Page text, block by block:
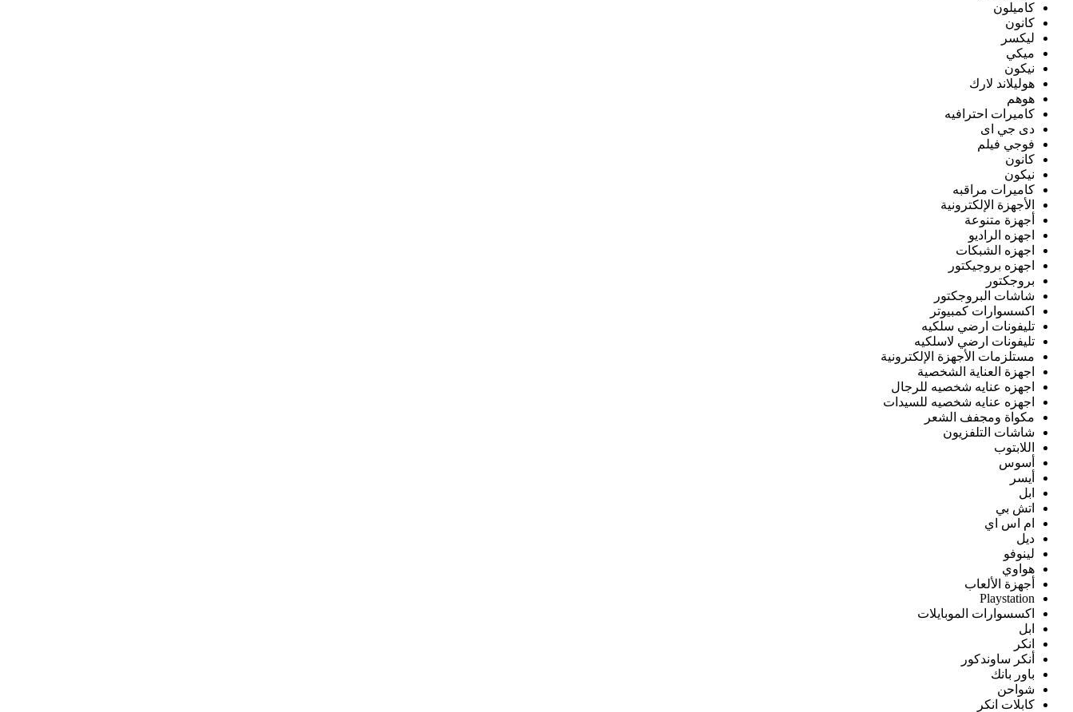
كاميلون
كانون
ليكسر
ميكي
نيكون
هوليلاند لارك
هوهم
كاميرات احترافيه
دى جي اى
فوجي فيلم
كانون
نيكون
كاميرات مراقبه
الأجهزة الإلكترونية
أجهزة متنوعة
اجهزه الراديو
اجهزه الشبكات
اجهزه بروجيكتور
بروجكتور
شاشات البروجكتور
اكسسوارات كمبيوتر
تليفونات ارضي سلكيه
تليفونات ارضي لاسلكيه
مستلزمات الأجهزة الإلكترونية
اجهزة العناية الشخصية
اجهزه عنايه شخصيه للرجال
اجهزه عنايه شخصيه للسيدات
مكواة ومجفف الشعر
شاشات التلفزيون
اللابتوب
أسوس
أيسر
ابل
اتش بي
ام اس اي
ديل
لينوفو
هواوي
أجهزة الألعاب
Playstation
اكسسوارات الموبايلات
ابل
انكر
أنكر ساوندكور
باور بانك
شواحن
كابلات انكر